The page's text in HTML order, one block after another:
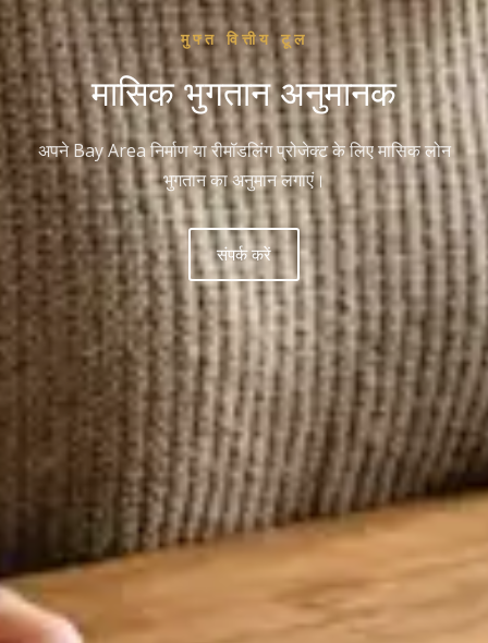
मुफ्त वित्तीय टूल
मासिक भुगतान अनुमानक
अपने Bay Area निर्माण या रीमॉडलिंग प्रोजेक्ट के लिए मासिक लोन
भुगतान का अनुमान लगाएं।
संपर्क करें